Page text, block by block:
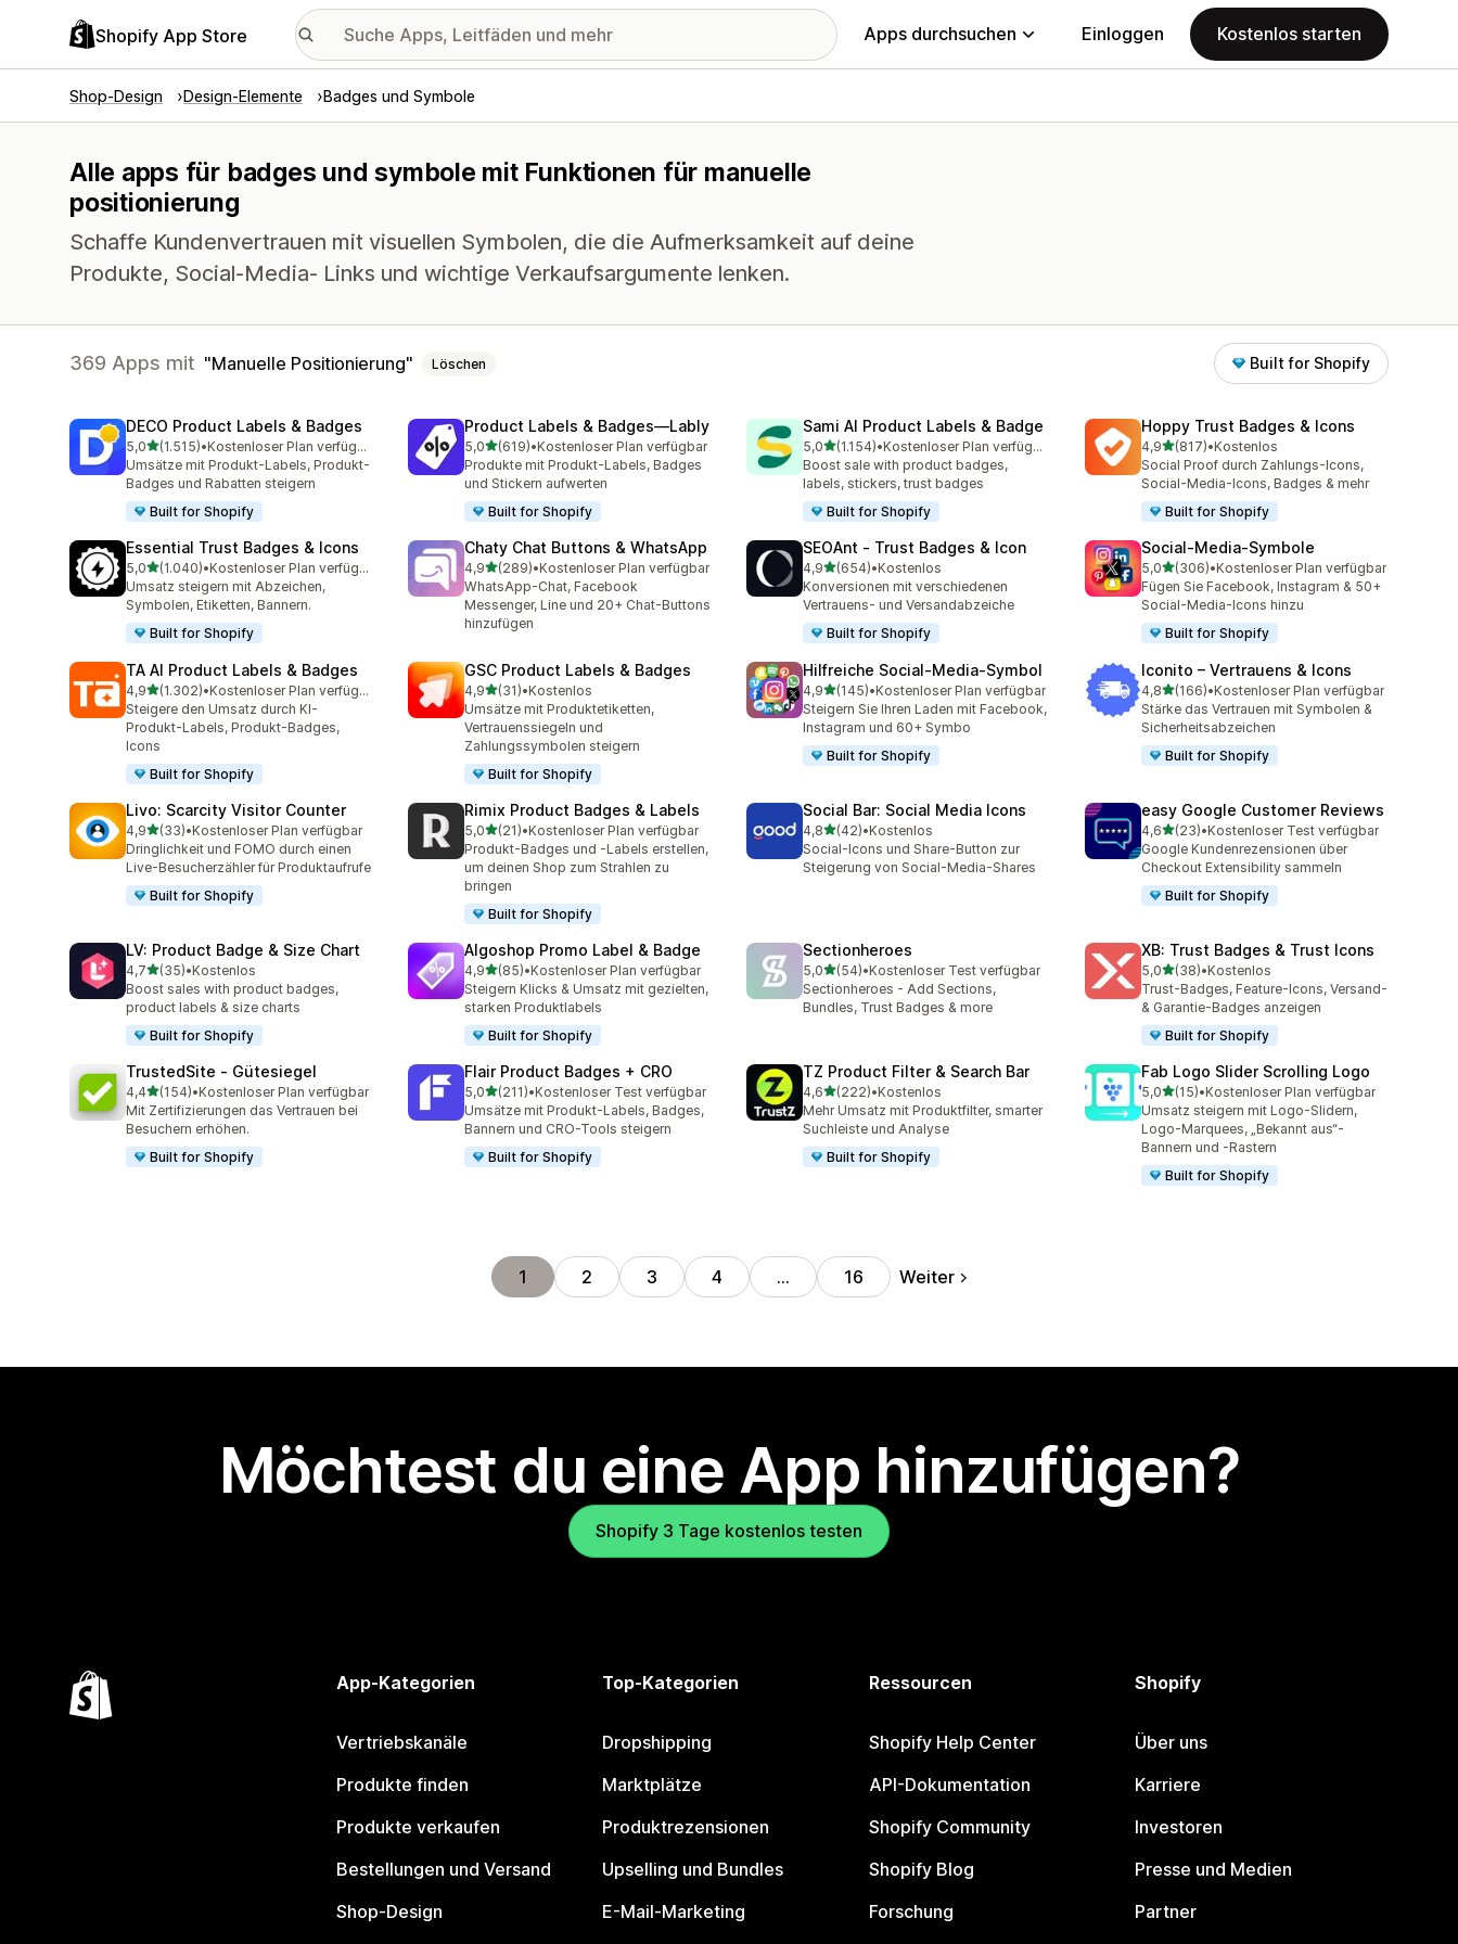
Shopify App Store Apps durchsuchen Einloggen Kostenlos starten
Shop-Design Design-Elemente Badges und Symbole
Alle apps für badges und symbole mit Funktionen für manuelle
positionierung
Schaffe Kundenvertrauen mit visuellen Symbolen, die die Aufmerksamkeit auf deine
Produkte, Social-Media- Links und wichtige Verkaufsargumente lenken.
369 Apps mit Manuelle Positionierung Löschen Built for Shopify
DECO Product Labels & Badges
5,0von 5 Sternen
(1.515)
1515 Rezensionen insgesamt
•
Kostenloser Plan verfügbar
Umsätze mit Produkt-Labels, Produkt-
Badges und Rabatten steigern
Built for Shopify
Product Labels & Badges—Lably
5,0von 5 Sternen
(619)
619 Rezensionen insgesamt
•Kostenloser Plan verfügbar
Produkte mit Produkt-Labels, Badges
und Stickern aufwerten
Built for Shopify
Sami AI Product Labels & Badge
5,0von 5 Sternen
(1.154)
1154 Rezensionen insgesamt
•
Kostenloser Plan verfügbar
Boost sale with product badges,
labels, stickers, trust badges
Built for Shopify
Hoppy Trust Badges & Icons
4,9von 5 Sternen
(817)
817 Rezensionen insgesamt
•Kostenlos
Social Proof durch Zahlungs-Icons,
Social-Media-Icons, Badges & mehr
Built for Shopify
Essential Trust Badges & Icons
5,0von 5 Sternen
(1.040)
1040 Rezensionen insgesamt
•
Kostenloser Plan verfügbar
Umsatz steigern mit Abzeichen,
Symbolen, Etiketten, Bannern.
Built for Shopify
Chaty Chat Buttons & WhatsApp
4,9von 5 Sternen
(289)
289 Rezensionen insgesamt
•Kostenloser Plan verfügbar
WhatsApp-Chat, Facebook
Messenger, Line und 20+ Chat-Buttons
hinzufügen
SEOAnt ‑ Trust Badges & Icon
4,9von 5 Sternen
(654)
654 Rezensionen insgesamt
•Kostenlos
Konversionen mit verschiedenen
Vertrauens- und Versandabzeiche
Built for Shopify
Social‑Media‑Symbole
5,0von 5 Sternen
(306)
306 Rezensionen insgesamt
•Kostenloser Plan verfügbar
Fügen Sie Facebook, Instagram & 50+
Social-Media-Icons hinzu
Built for Shopify
TA AI Product Labels & Badges
4,9von 5 Sternen
(1.302)
1302 Rezensionen insgesamt
•
Kostenloser Plan verfügbar
Steigere den Umsatz durch KI-
Produkt-Labels, Produkt-Badges,
Icons
Built for Shopify
GSC Product Labels & Badges
4,9von 5 Sternen
(31)
31 Rezensionen insgesamt
•Kostenlos
Umsätze mit Produktetiketten,
Vertrauenssiegeln und
Zahlungssymbolen steigern
Built for Shopify
Hilfreiche Social‑Media‑Symbol
4,9von 5 Sternen
(145)
145 Rezensionen insgesamt
•Kostenloser Plan verfügbar
Steigern Sie Ihren Laden mit Facebook,
Instagram und 60+ Symbo
Built for Shopify
Iconito – Vertrauens & Icons
4,8von 5 Sternen
(166)
166 Rezensionen insgesamt
•Kostenloser Plan verfügbar
Stärke das Vertrauen mit Symbolen &
Sicherheitsabzeichen
Built for Shopify
Livo: Scarcity Visitor Counter
4,9von 5 Sternen
(33)
33 Rezensionen insgesamt
•Kostenloser Plan verfügbar
Dringlichkeit und FOMO durch einen
Live-Besucherzähler für Produktaufrufe
Built for Shopify
Rimix Product Badges & Labels
5,0von 5 Sternen
(21)
21 Rezensionen insgesamt
•Kostenloser Plan verfügbar
Produkt-Badges und -Labels erstellen,
um deinen Shop zum Strahlen zu
bringen
Built for Shopify
Social Bar: Social Media Icons
4,8von 5 Sternen
(42)
42 Rezensionen insgesamt
•Kostenlos
Social-Icons und Share-Button zur
Steigerung von Social-Media-Shares
easy Google Customer Reviews
4,6von 5 Sternen
(23)
23 Rezensionen insgesamt
•Kostenloser Test verfügbar
Google Kundenrezensionen über
Checkout Extensibility sammeln
Built for Shopify
LV: Product Badge & Size Chart
4,7von 5 Sternen
(35)
35 Rezensionen insgesamt
•Kostenlos
Boost sales with product badges,
product labels & size charts
Built for Shopify
Algoshop Promo Label & Badge
4,9von 5 Sternen
(85)
85 Rezensionen insgesamt
•Kostenloser Plan verfügbar
Steigern Klicks & Umsatz mit gezielten,
starken Produktlabels
Built for Shopify
Sectionheroes
5,0von 5 Sternen
(54)
54 Rezensionen insgesamt
•Kostenloser Test verfügbar
Sectionheroes - Add Sections,
Bundles, Trust Badges & more
XB: Trust Badges & Trust Icons
5,0von 5 Sternen
(38)
38 Rezensionen insgesamt
•Kostenlos
Trust-Badges, Feature-Icons, Versand-
& Garantie-Badges anzeigen
Built for Shopify
TrustedSite ‑ Gütesiegel
4,4von 5 Sternen
(154)
154 Rezensionen insgesamt
•Kostenloser Plan verfügbar
Mit Zertifizierungen das Vertrauen bei
Besuchern erhöhen.
Built for Shopify
Flair Product Badges + CRO
5,0von 5 Sternen
(211)
211 Rezensionen insgesamt
•Kostenloser Test verfügbar
Umsätze mit Produkt-Labels, Badges,
Bannern und CRO-Tools steigern
Built for Shopify
TZ Product Filter & Search Bar
4,6von 5 Sternen
(222)
222 Rezensionen insgesamt
•Kostenlos
Mehr Umsatz mit Produktfilter, smarter
Suchleiste und Analyse
Built for Shopify
Fab Logo Slider Scrolling Logo
5,0von 5 Sternen
(15)
15 Rezensionen insgesamt
•Kostenloser Plan verfügbar
Umsatz steigern mit Logo-Slidern,
Logo-Marquees, „Bekannt aus“-
Bannern und -Rastern
Built for Shopify
1 2 3 4 … 16 Weiter
Möchtest du eine App hinzufügen?
Shopify 3 Tage kostenlos testen
App-Kategorien
Vertriebskanäle
Produkte finden
Produkte verkaufen
Bestellungen und Versand
Shop-Design
Top-Kategorien
Dropshipping
Marktplätze
Produktrezensionen
Upselling und Bundles
E-Mail-Marketing
Ressourcen
Shopify Help Center
API-Dokumentation
Shopify Community
Shopify Blog
Forschung
Shopify
Über uns
Karriere
Investoren
Presse und Medien
Partner